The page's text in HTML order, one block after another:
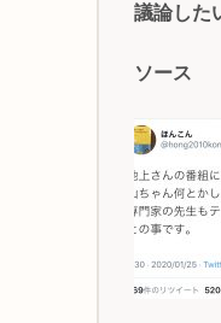
議論した
ソース